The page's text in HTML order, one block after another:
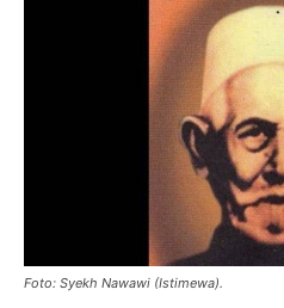
Foto: Syekh Nawawi (Istimewa).